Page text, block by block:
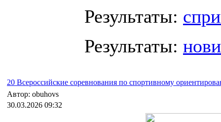
Результаты:
Результаты:
20 Всероссийские соревнования по спортивному
Автор: obuhovs
30.03.2026 09:32